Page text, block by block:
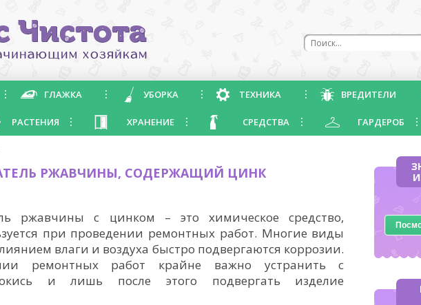
ГЛАЖКА УБОРКА ТЕХНИКА ВРЕДИТЕЛИ
РАСТЕНИЯ ХРАНЕНИЕ СРЕДСТВА ГАРДЕРОБ
РЖАВЧИНЫ, СОДЕРЖАЩИЙ ЦИНК
ржавчины с цинком – это химическое средство,
при проведении ремонтных работ. Многие виды
влаги и воздуха быстро подвергаются коррозии.
ремонтных работ крайне важно устранить с
окись и лишь после этого подвергать изделие